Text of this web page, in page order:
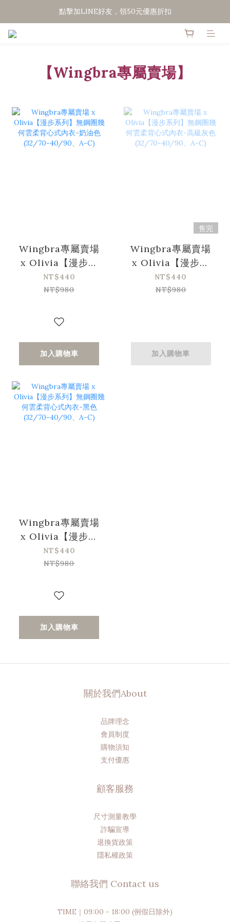
點擊加LINE好友，領50元優惠折扣
點擊加LINE好友，領50元優惠折扣
【Wingbra專屬賣場】
Wingbra專屬賣場
x Olivia【漫步系
列】無鋼圈幾何雲
柔背心式內衣-奶油
40/90、A-C)
NT$440
NT$980
加入購物車
售完
Wingbra專屬賣場
x Olivia【漫步系
列】無鋼圈幾何雲
柔背心式內衣-高級
NT$440
NT$980
加入購物車
Wingbra專屬賣場
x Olivia【漫步系
列】無鋼圈幾何雲
柔背心式內衣-黑色
A-C)
NT$440
NT$980
加入購物車
關於我們About
品牌理念
會員制度
購物須知
支付優惠
顧客服務
尺寸測量教學
詐騙宣導
退換貨政策
隱私權政策
聯絡我們 Contact us
TIME｜09:00 - 18:00 (例假日除外)